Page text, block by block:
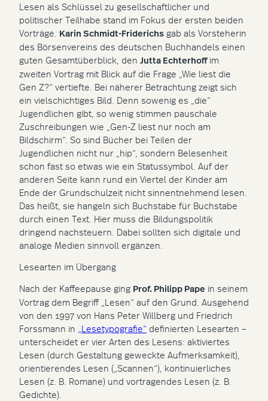
Lesen als Schlüssel zu gesellschaftlicher und
politischer Teilhabe stand im Fokus der ersten beiden
Vorträge. Karin Schmidt-Friderichs gab als Vorsteherin
des Börsenvereins des deutschen Buchhandels einen
guten Gesamtüberblick, den Jutta Echterhoffim
zweiten Vortrag mit Blick auf die Frage „Wie liest die
Gen Z?“ vertiefte. Bei näherer Betrachtung zeigt sich
ein vielschichtiges Bild. Denn sowenig es „die“
Jugendlichen gibt, so wenig stimmen pauschale
Zuschreibungen wie „Gen-Z liest nur noch am
Bildschirm“. So sind Bücher bei Teilen der
Jugendlichen nicht nur „hip“, sondern Belesenheit
schon fast so etwas wie ein Statussymbol. Auf der
anderen Seite kann rund ein Viertel der Kinder am
Ende der Grundschulzeit nicht sinnentnehmend lesen.
Das heißt, sie hangeln sich Buchstabe für Buchstabe
durch einen Text. Hier muss die Bildungspolitik
dringend nachsteuern. Dabei sollten sich digitale und
analoge Medien sinnvoll ergänzen.
Lesearten im Übergang
Nach der Kaffeepause ging Prof. Philipp Pape in seinem
Vortrag dem Begriff „Lesen“ auf den Grund. Ausgehend
von den 1997 von Hans Peter Willberg und Friedrich
Forssmann in „Lesetypografie“ definierten Lesearten –
unterscheidet er vier Arten des Lesens: aktiviertes
Lesen (durch Gestaltung geweckte Aufmerksamkeit),
orientierendes Lesen („Scannen“), kontinuierliches
Lesen (z. B. Romane) und vortragendes Lesen (z. B.
Gedichte).